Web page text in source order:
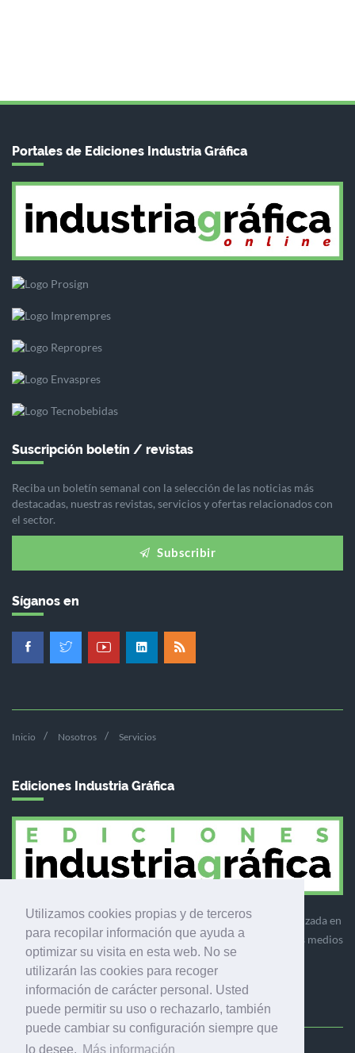
Utilizamos cookies propias y de terceros
para recopilar información que ayuda a
optimizar su visita en esta web. No se
utilizarán las cookies para recoger
información de carácter personal. Usted
puede permitir su uso o rechazarlo, también
puede cambiar su configuración siempre que
lo desee. Más información
Portales de Ediciones Industria Gráfica
Suscripción boletín / revistas
Reciba un boletín semanal con la selección de las noticias más
destacadas, nuestras revistas, servicios y ofertas relacionados con
el sector.
Subscribir
Síganos en
Inicio Nosotros Servicios
Ediciones Industria Gráfica
Ediciones Industria Gráfica es una empresa editora especializada en
el mercado de la comunicación gráfica que engloba diversos medios
profesionales especializados en el mercado gráfico, la
comunicación visual y el envasado.